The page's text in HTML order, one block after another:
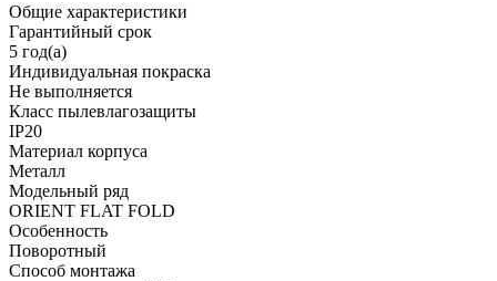
Общие характеристики
Гарантийный срок
5 год(а)
Индивидуальная покраска
Не выполняется
Класс пылевлагозащиты
IP20
Материал корпуса
Металл
Модельный ряд
ORIENT FLAT FOLD
Особенность
Поворотный
Способ монтажа